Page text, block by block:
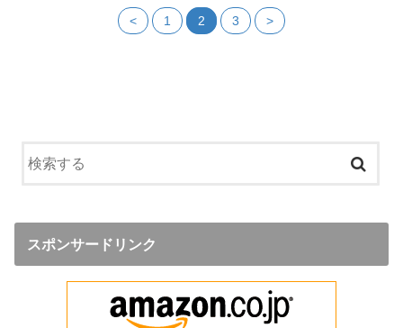
< 1 2 3 >
スポンサードリンク